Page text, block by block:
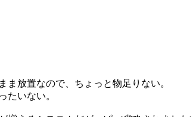
ま放置なので、ちょっと物足りない。
たいない。